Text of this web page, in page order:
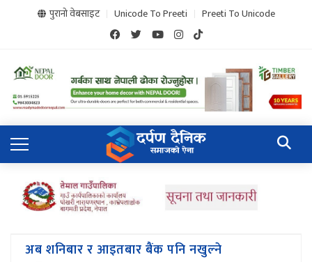
पुरानो वेबसाइट Unicode To Preeti Preeti To Unicode
अब शनिबार र आइतबार बैंक पनि नखुल्ने